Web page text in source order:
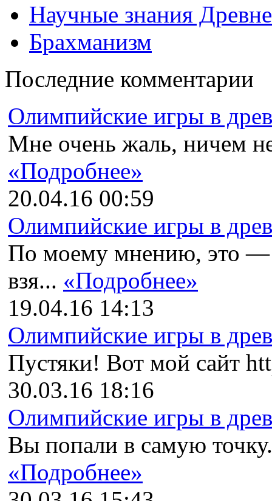
Научные знания
Брахманизм
Последние комментарии
Олимпийские игры в
Мне очень жаль, ничем
«Подробнее»
20.04.16 00:59
Олимпийские игры в
По моему мнению, это
взя... «Подробнее»
19.04.16 14:13
Олимпийские игры в
Пустяки! Вот мой сайт
30.03.16 18:16
Олимпийские игры в
Вы попали в самую
«Подробнее»